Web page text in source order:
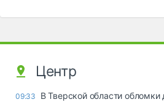
Центр
09:33
В Тверской области